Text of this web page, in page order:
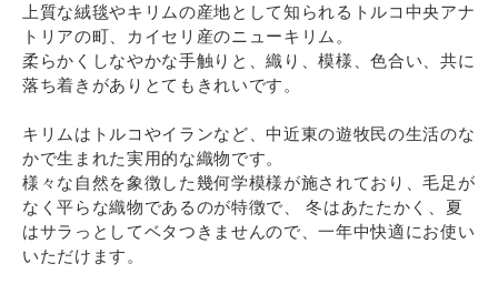
上質な絨毯やキリムの産地として知られるトルコ中央アナ
トリアの町、カイセリ産のニューキリム。
柔らかくしなやかな手触りと、織り、模様、色合い、共に
落ち着きがありとてもきれいです。
キリムはトルコやイランなど、中近東の遊牧民の生活のな
かで生まれた実用的な織物です。
様々な自然を象徴した幾何学模様が施されており、毛足が
なく平らな織物であるのが特徴で、 冬はあたたかく、夏
はサラっとしてベタつきませんので、一年中快適にお使い
いただけます。